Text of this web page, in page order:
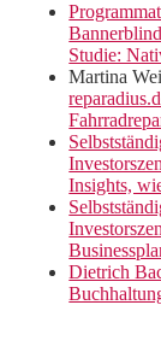
Studie:
Martina
Insights,
Dietrich